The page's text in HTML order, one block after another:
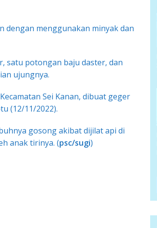
dengan menggunakan minyak dan
satu potongan baju daster, dan
ujungnya.
Sei Kanan, dibuat geger
(12/11/2022).
gosong akibat dijilat api di
anak tirinya. (psc/sugi)